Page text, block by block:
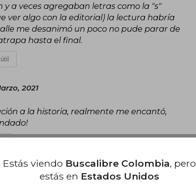
a veces agregaban letras como la "s"
ver algo con la editorial) la lectura habría
me desanimó un poco no pude parar de
hasta el final.
2021
a la historia, realmente me encantó,
2021
Estás viendo Buscalibre Colombia, pero
estás en Estados Unidos